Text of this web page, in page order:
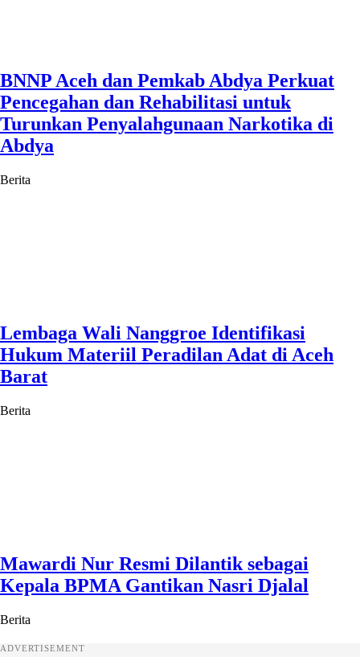
BNNP Aceh dan Pemkab Abdya Perkuat
Pencegahan dan Rehabilitasi untuk
Turunkan Penyalahgunaan Narkotika di
Abdya
Berita
Lembaga Wali Nanggroe Identifikasi
Hukum Materiil Peradilan Adat di Aceh
Barat
Berita
Mawardi Nur Resmi Dilantik sebagai
Kepala BPMA Gantikan Nasri Djalal
Berita
ADVERTISEMENT